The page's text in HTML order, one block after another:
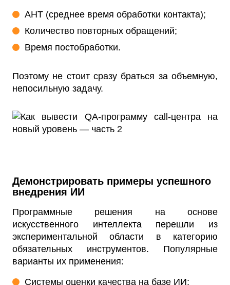
AHT (среднее время обработки контакта);
Количество повторных обращений;
Время постобработки.
Поэтому не стоит сразу браться за объемную,
непосильную задачу.
Демонстрировать примеры успешного
внедрения ИИ
Программные решения на основе
искусственного интеллекта перешли из
экспериментальной области в категорию
обязательных инструментов. Популярные
варианты их применения:
Системы оценки качества на базе ИИ;